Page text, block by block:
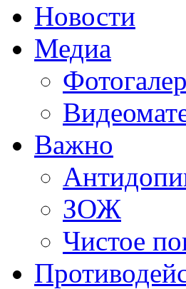
Новости
Медиа
Важно
ЗОЖ
Чистое